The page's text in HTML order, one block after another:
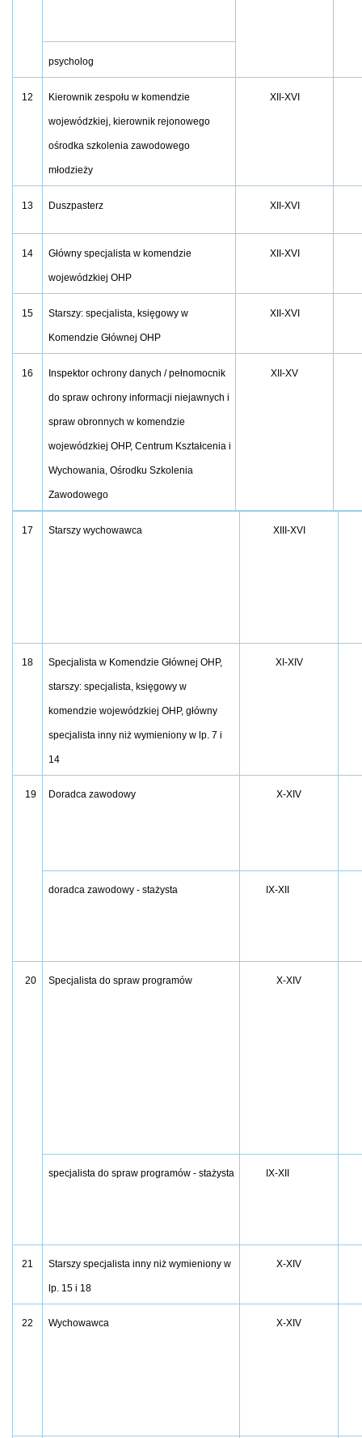
psycholog
12 Kierownik zespołu w komendzie
wojewódzkiej, kierownik rejonowego
ośrodka szkolenia zawodowego
młodzieży
XII-XVI
13 Duszpasterz XII-XVI
14 Główny specjalista w komendzie
wojewódzkiej OHP
XII-XVI
15 Starszy: specjalista, księgowy w
Komendzie Głównej OHP
XII-XVI
16 Inspektor ochrony danych / pełnomocnik
do spraw ochrony informacji niejawnych i
spraw obronnych w komendzie
wojewódzkiej OHP, Centrum Kształcenia i
Wychowania, Ośrodku Szkolenia
Zawodowego
XII-XV
17 Starszy wychowawca XIII-XVI
18 Specjalista w Komendzie Głównej OHP,
starszy: specjalista, księgowy w
komendzie wojewódzkiej OHP, główny
specjalista inny niż wymieniony w lp. 7 i
14
XI-XIV
19 Doradca zawodowy X-XIV
doradca zawodowy - stażysta IX-XII
20 Specjalista do spraw programów X-XIV
specjalista do spraw programów - stażysta IX-XII
21 Starszy specjalista inny niż wymieniony w
lp. 15 i 18
X-XIV
22 Wychowawca X-XIV